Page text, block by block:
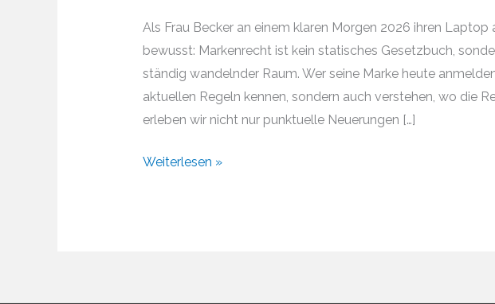
Als Frau Becker an einem klaren Morgen 2026 ihren Laptop
bewusst: Markenrecht ist kein statisches Gesetzbuch,
ständig wandelnder Raum. Wer seine Marke heute
aktuellen Regeln kennen, sondern auch verstehen, wo die
erleben wir nicht nur punktuelle Neuerungen […]
Markenrecht
Weiterlesen »